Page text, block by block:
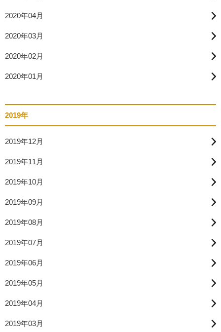
2020年04月
2020年03月
2020年02月
2020年01月
2019年
2019年12月
2019年11月
2019年10月
2019年09月
2019年08月
2019年07月
2019年06月
2019年05月
2019年04月
2019年03月